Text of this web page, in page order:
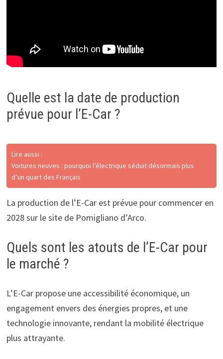
Quelle est la date de production
prévue pour l’E-Car ?
Lire aussi :
Voitures neuves : pourquoi l’électrique séduit désormais plus
d’un quart des Français
La production de l’E-Car est prévue pour commencer en
2028 sur le site de Pomigliano d’Arco.
Quels sont les atouts de l’E-Car pour
le marché ?
L’E-Car propose une accessibilité économique, un
engagement envers des énergies propres, et une
technologie innovante, rendant la mobilité électrique
plus attrayante.